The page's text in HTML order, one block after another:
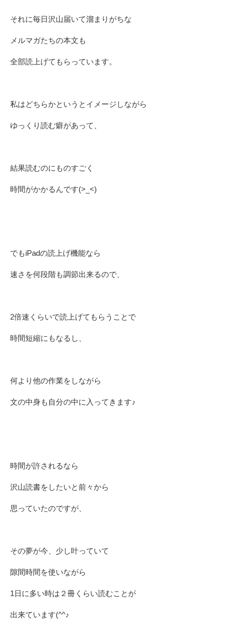
それに毎日沢山届いて溜まりがちな
メルマガたちの本文も
全部読上げてもらっています。
私はどちらかというとイメージしながら
ゆっくり読む癖があって、
結果読むのにものすごく
時間がかかるんです(>_<)
でもiPadの読上げ機能なら
速さを何段階も調節出来るので、
2倍速くらいで読上げてもらうことで
時間短縮にもなるし、
何より他の作業をしながら
文の中身も自分の中に入ってきます♪
時間が許されるなら
沢山読書をしたいと前々から
思っていたのですが、
その夢が今、少し叶っていて
隙間時間を使いながら
1日に多い時は２冊くらい読むことが
出来ています(^^♪